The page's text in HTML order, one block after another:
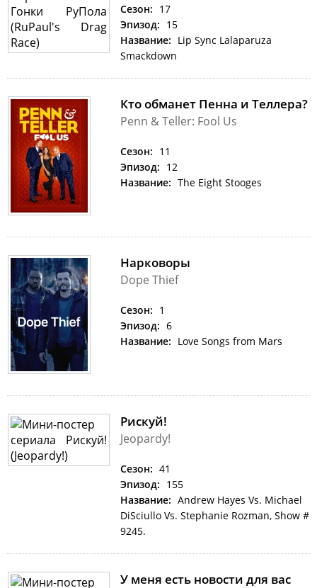
Сезон: 17
Эпизод: 15
Название: Lip Sync Lalaparuza
Smackdown
Кто обманет Пенна и Теллера?
Penn & Teller: Fool Us
Сезон: 11
Эпизод: 12
Название: The Eight Stooges
Нарковоры
Dope Thief
Сезон: 1
Эпизод: 6
Название: Love Songs from Mars
Рискуй!
Jeopardy!
Сезон: 41
Эпизод: 155
Название: Andrew Hayes Vs. Michael
DiSciullo Vs. Stephanie Rozman, Show #
9245.
У меня есть новости для вас